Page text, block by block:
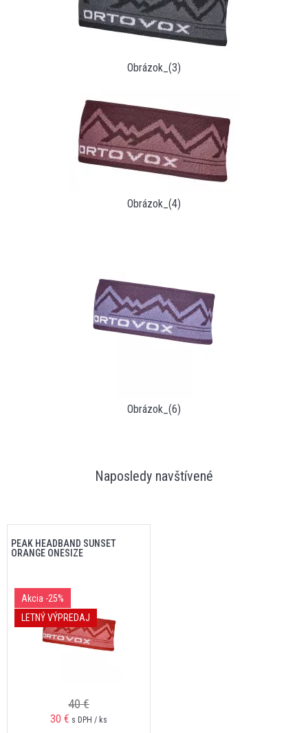
Obrázok_(3)
Obrázok_(4)
Obrázok_(6)
Naposledy navštívené
PEAK HEADBAND SUNSET
ORANGE ONESIZE
Akcia -25%
LETNÝ VÝPREDAJ
40 €
30 € s DPH / ks